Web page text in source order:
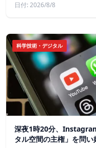
日付: 2026/8/8
科学技術・デジタル
深夜1時20分、
タル空間の主権」を問い